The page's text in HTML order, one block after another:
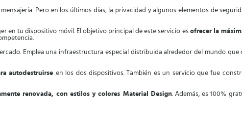
Pero en los últimos días, la privacidad y algunos elementos de
en tu dispositivo móvil. El objetivo principal de este servicio es ofrecer la
Emplea una infraestructura especial distribuida alrededor del mundo que
autodestruirse en los dos dispositivos. También es un servicio que fue
renovada, con estilos y colores Material Design. Además, es 100%